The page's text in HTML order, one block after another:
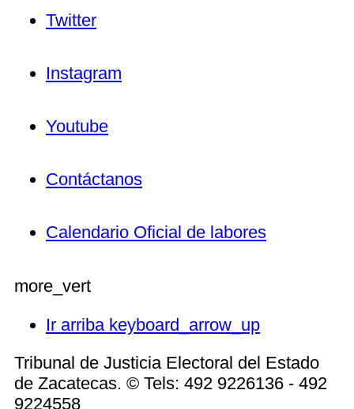
Twitter
Instagram
Youtube
Contáctanos
Calendario Oficial de labores
more_vert
Ir arriba keyboard_arrow_up
Tribunal de Justicia Electoral del Estado
de Zacatecas. © Tels: 492 9226136 - 492
9224558